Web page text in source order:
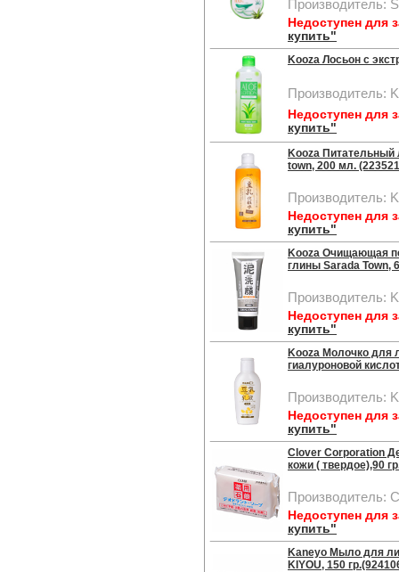
Производитель:
Недоступен для
купить"
Kooza Лосьон с
Производитель:
Недоступен для
купить"
Kooza
town, 200 мл.
Производитель:
Недоступен для
купить"
Kooza Очищающая
глины Sarada Town,
Производитель:
Недоступен для
купить"
Kooza Молочко для
гиалуроновой
Производитель:
Недоступен для
купить"
Clover Corporation
кожи ( твердое),90
Производитель:
Недоступен для
купить"
Kaneyo Мыло для
KIYOU, 150